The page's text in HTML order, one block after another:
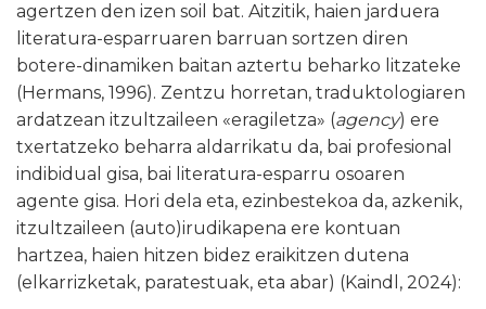
agertzen den izen soil bat. Aitzitik, haien jarduera
literatura-esparruaren barruan sortzen diren
botere-dinamiken baitan aztertu beharko litzateke
(Hermans, 1996). Zentzu horretan, traduktologiaren
ardatzean itzultzaileen «eragiletza» (agency) ere
txertatzeko beharra aldarrikatu da, bai profesional
indibidual gisa, bai literatura-esparru osoaren
agente gisa. Hori dela eta, ezinbestekoa da, azkenik,
itzultzaileen (auto)irudikapena ere kontuan
hartzea, haien hitzen bidez eraikitzen dutena
(elkarrizketak, paratestuak, eta abar) (Kaindl, 2024):